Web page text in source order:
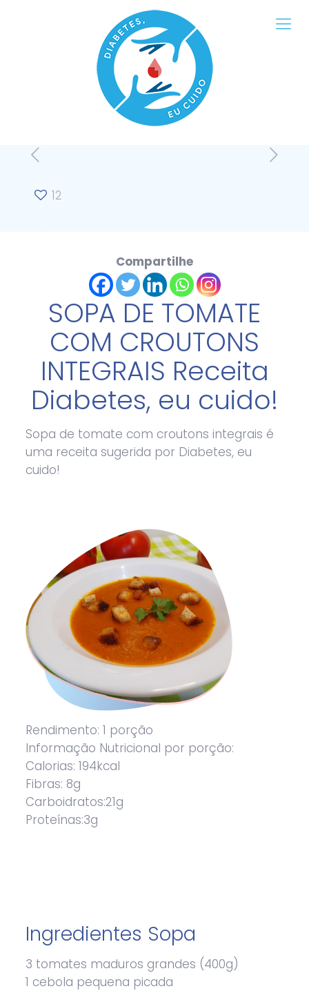
12
Compartilhe
SOPA DE TOMATE
COM CROUTONS
INTEGRAIS Receita
Diabetes, eu cuido!
Sopa de tomate com croutons integrais é
uma receita sugerida por Diabetes, eu
cuido!
Rendimento: 1 porção
Informação Nutricional por porção:
Calorias: 194kcal
Fibras: 8g
Carboidratos:21g
Proteínas:3g
Ingredientes Sopa
3 tomates maduros grandes (400g)
1 cebola pequena picada